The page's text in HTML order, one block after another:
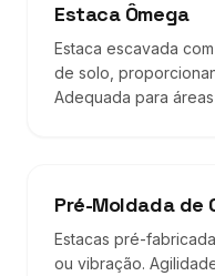
Estaca Ômega
Estaca escavada
de solo,
Adequada para
Pré-Moldada de
Estacas pré-
ou vibração.